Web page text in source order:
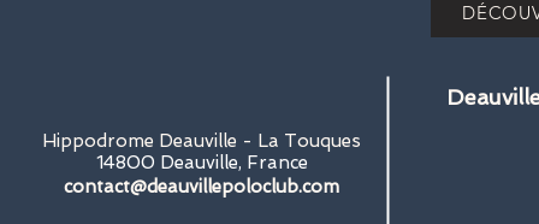
Hippodrome Deauville - La Touques
14800 Deauville, France
contact@deauvillepoloclub.com